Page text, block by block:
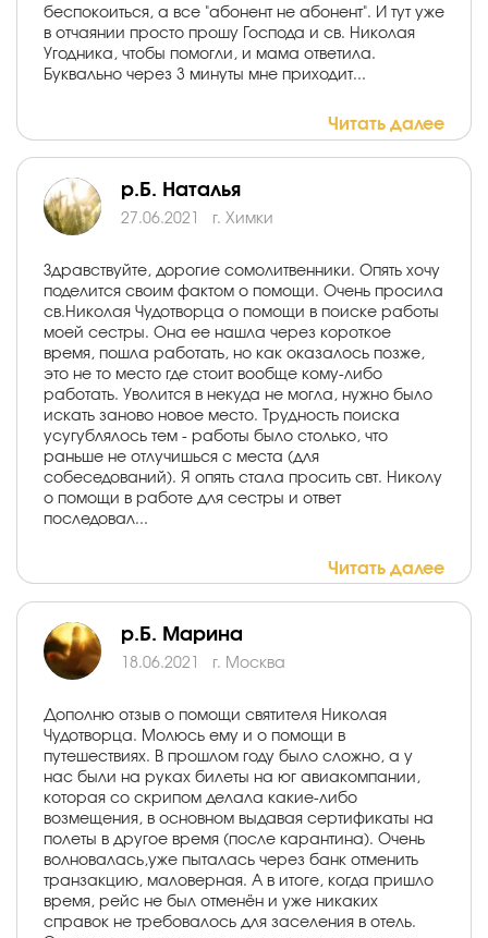
беспокоиться, а все "абонент не абонент". И тут уже
в отчаянии просто прошу Господа и св. Николая
Угодника, чтобы помогли, и мама ответила.
Буквально через 3 минуты мне приходит...
Читать далее
р.Б. Наталья
27.06.2021 г. Химки
Здравствуйте, дорогие сомолитвенники. Опять хочу
поделится своим фактом о помощи. Очень просила
св.Николая Чудотворца о помощи в поиске работы
моей сестры. Она ее нашла через короткое
время, пошла работать, но как оказалось позже,
это не то место где стоит вообще кому-либо
работать. Уволится в некуда не могла, нужно было
искать заново новое место. Трудность поиска
усугублялось тем - работы было столько, что
раньше не отлучишься с места (для
собеседований). Я опять стала просить свт. Николу
о помощи в работе для сестры и ответ
последовал...
Читать далее
р.Б. Марина
18.06.2021 г. Москва
Дополню отзыв о помощи святителя Николая
Чудотворца. Молюсь ему и о помощи в
путешествиях. В прошлом году было сложно, а у
нас были на руках билеты на юг авиакомпании,
которая со скрипом делала какие-либо
возмещения, в основном выдавая сертификаты на
полеты в другое время (после карантина). Очень
волновалась,уже пыталась через банк отменить
транзакцию, маловерная. А в итоге, когда пришло
время, рейс не был отменён и уже никаких
справок не требовалось для заселения в отель.